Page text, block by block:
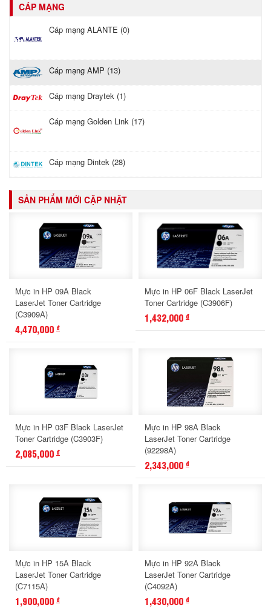
CÁP MẠNG
Cáp mạng ALANTE (0)
Cáp mạng AMP (13)
Cáp mạng Draytek (1)
Cáp mạng Golden Link (17)
Cáp mạng Dintek (28)
SẢN PHẨM MỚI CẬP NHẬT
Mực in HP 09A Black
LaserJet Toner Cartridge
(C3909A)
4,470,000 đ
Mực in HP 06F Black LaserJet
Toner Cartridge (C3906F)
1,432,000 đ
Mực in HP 03F Black LaserJet
Toner Cartridge (C3903F)
2,085,000 đ
Mực in HP 98A Black
LaserJet Toner Cartridge
(92298A)
2,343,000 đ
Mực in HP 15A Black
LaserJet Toner Cartridge
(C7115A)
1,900,000 đ
Mực in HP 92A Black
LaserJet Toner Cartridge
(C4092A)
1,430,000 đ